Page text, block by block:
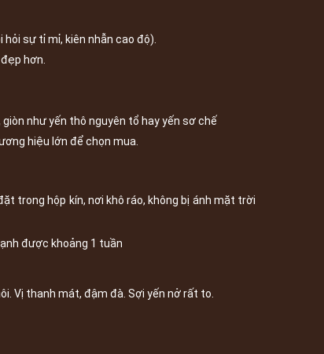
sự tỉ mỉ, kiên nhẫn cao độ).
hơn.
như yến thô nguyên tổ hay yến sơ chế
hiệu lớn để chọn mua.
trong hộp kín, nơi khô ráo, không bị ánh mặt trời
được khoảng 1 tuần
Vị thanh mát, đậm đà. Sợi yến nở rất to.